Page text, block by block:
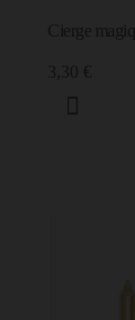
Cierge
3,30 €